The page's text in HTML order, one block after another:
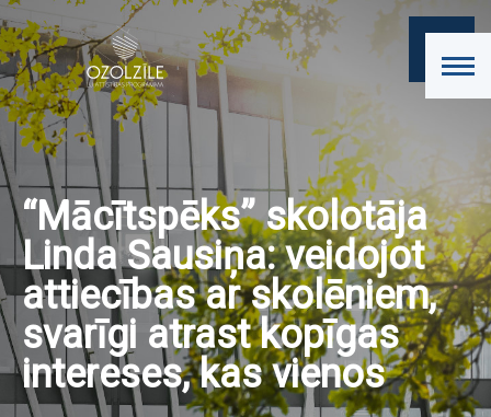
“Mācītspēks” skolotāja
Linda Sausiņa: veidojot
attiecības ar skolēniem,
svarīgi atrast kopīgas
intereses, kas vienos